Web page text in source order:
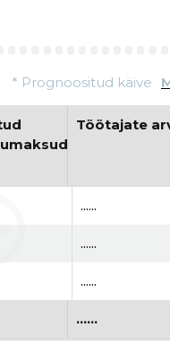
* Prognoositud käive
Töötajate
......
......
......
......